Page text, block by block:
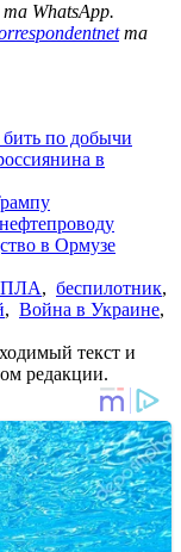
та WhatsApp.
та
по добычи
в
в Ормузе
, беспилотник,
, Война в Украине,
текст и
редакции.